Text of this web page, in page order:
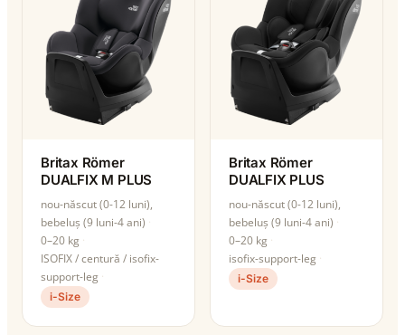
Britax Römer
DUALFIX M PLUS
nou-născut (0-12 luni),
bebeluș (9 luni-4 ani)
0–20 kg
ISOFIX / centură / isofix-
support-leg
i-Size
Britax Römer
DUALFIX PLUS
nou-născut (0-12 luni),
bebeluș (9 luni-4 ani)
0–20 kg
isofix-support-leg
i-Size